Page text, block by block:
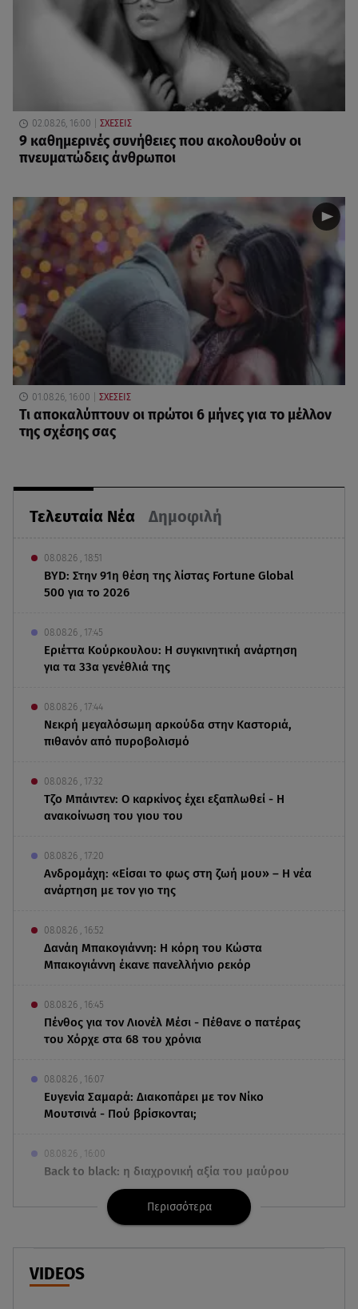
Τελευταία Νέα Δημοφιλή
08.08.26 , 18:51
BYD: Στην 91η θέση της λίστας Fortune Global
500 για το 2026
08.08.26 , 17:45
Εριέττα Κούρκουλου: Η συγκινητική ανάρτηση
για τα 33α γενέθλιά της
08.08.26 , 17:44
Νεκρή μεγαλόσωμη αρκούδα στην Καστοριά,
πιθανόν από πυροβολισμό
08.08.26 , 17:32
Τζο Μπάιντεν: Ο καρκίνος έχει εξαπλωθεί - Η
ανακοίνωση του γιου του
08.08.26 , 17:20
Ανδρομάχη: «Είσαι το φως στη ζωή μου» – Η νέα
ανάρτηση με τον γιο της
08.08.26 , 16:52
Δανάη Μπακογιάννη: Η κόρη του Κώστα
Μπακογιάννη έκανε πανελλήνιο ρεκόρ
08.08.26 , 16:45
Πένθος για τον Λιονέλ Μέσι - Πέθανε ο πατέρας
του Χόρχε στα 68 του χρόνια
08.08.26 , 16:07
Ευγενία Σαμαρά: Διακοπάρει με τον Νίκο
Μουτσινά - Πού βρίσκονται;
08.08.26 , 16:00
Back to black: η διαχρονική αξία του μαύρου
στην καλοκαιρινή γκαρνταρόμπα
Δούκισσα Νομικού: Από τη Μύκονο «πετάχτηκε»
Περισσότερα
VIDEOS
02.08.26, 16:00 ΣΧΕΣΕΙΣ
9 καθημερινές συνήθειες που ακολουθούν οι
πνευματώδεις άνθρωποι
01.08.26, 16:00 ΣΧΕΣΕΙΣ
Τι αποκαλύπτουν οι πρώτοι 6 μήνες για το μέλλον
της σχέσης σας